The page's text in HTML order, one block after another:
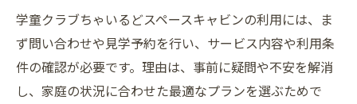
学童クラブちゃいるどスペースキャビンの利用には、ま
ず問い合わせや見学予約を行い、サービス内容や利用条
件の確認が必要です。理由は、事前に疑問や不安を解消
し、家庭の状況に合わせた最適なプランを選ぶためで